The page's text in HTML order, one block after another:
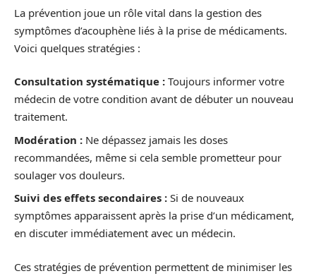
La prévention joue un rôle vital dans la gestion des
symptômes d’acouphène liés à la prise de médicaments.
Voici quelques stratégies :
Consultation systématique : Toujours informer votre
médecin de votre condition avant de débuter un nouveau
traitement.
Modération : Ne dépassez jamais les doses
recommandées, même si cela semble prometteur pour
soulager vos douleurs.
Suivi des effets secondaires : Si de nouveaux
symptômes apparaissent après la prise d’un médicament,
en discuter immédiatement avec un médecin.
Ces stratégies de prévention permettent de minimiser les